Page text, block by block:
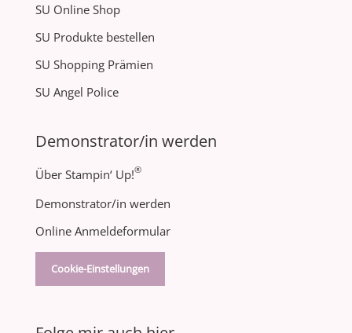
SU Online Shop
SU Produkte bestellen
SU Shopping Prämien
SU Angel Police
Demonstrator/in werden
Über Stampin‘ Up!®
Demonstrator/in werden
Online Anmeldeformular
Cookie-Einstellungen